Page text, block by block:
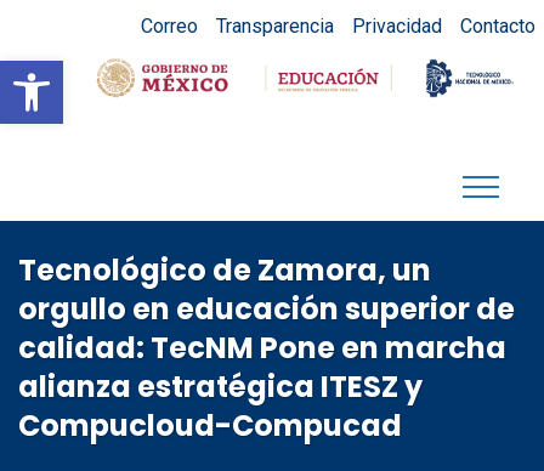
Abrir barra de herramientas
Correo Transparencia Privacidad Contacto
Tecnológico de Zamora, un
orgullo en educación superior de
calidad: TecNM Pone en marcha
alianza estratégica ITESZ y
Compucloud-Compucad